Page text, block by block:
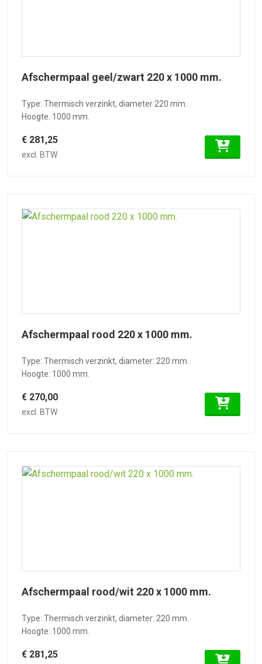
Afschermpaal geel/zwart 220 x 1000 mm.
Type: Thermisch verzinkt, diameter 220 mm.
Hoogte: 1000 mm.
€ 281,25
excl. BTW
Afschermpaal rood 220 x 1000 mm.
Type: Thermisch verzinkt, diameter: 220 mm.
Hoogte: 1000 mm.
€ 270,00
excl. BTW
Afschermpaal rood/wit 220 x 1000 mm.
Type: Thermisch verzinkt, diameter: 220 mm.
Hoogte: 1000 mm.
€ 281,25